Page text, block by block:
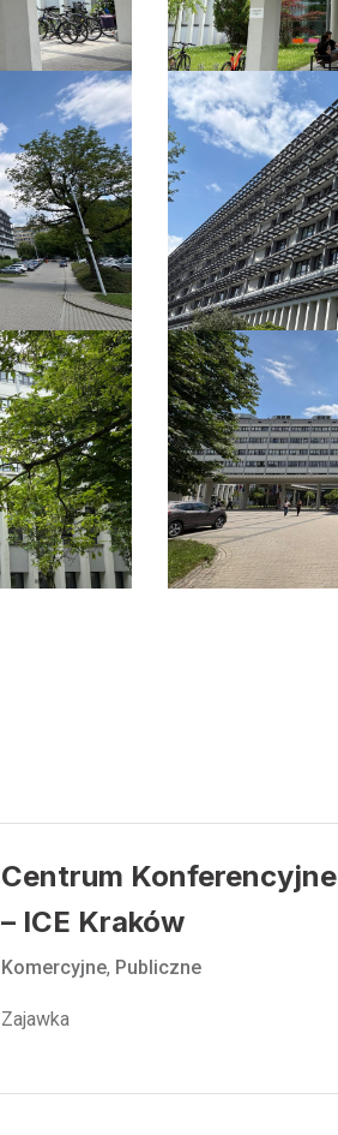
Centrum Konferencyjne
– ICE Kraków
Komercyjne, Publiczne
Zajawka